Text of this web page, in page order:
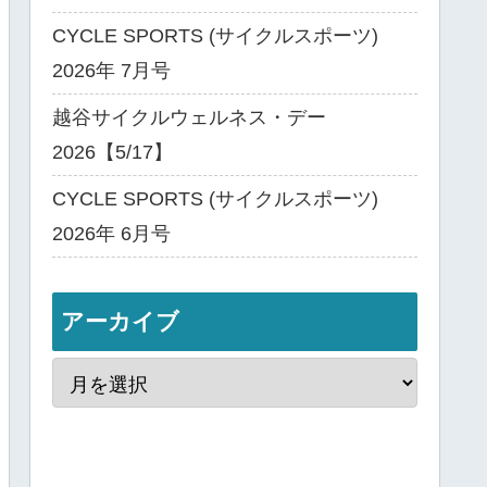
CYCLE SPORTS (サイクルスポーツ)
2026年 7月号
越谷サイクルウェルネス・デー
2026【5/17】
CYCLE SPORTS (サイクルスポーツ)
2026年 6月号
アーカイブ